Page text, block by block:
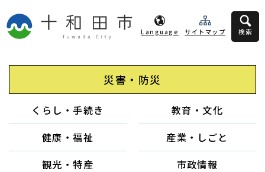
Language サイトマップ 検索
災害・防災
くらし・手続き
教育・文化
健康・福祉
産業・しごと
観光・特産
市政情報